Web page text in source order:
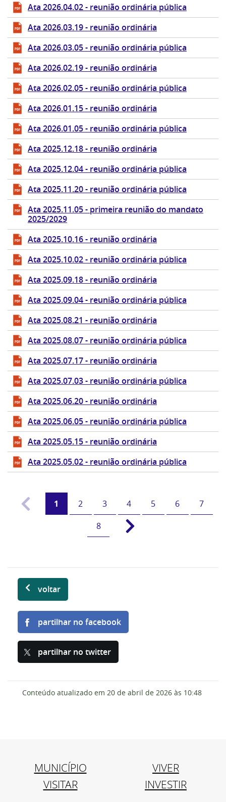
Ata 2026.04.02 - reunião ordinária pública
Ata 2026.03.19 - reunião ordinária
Ata 2026.03.05 - reunião ordinária pública
Ata 2026.02.19 - reunião ordinária
Ata 2026.02.05 - reunião ordinária pública
Ata 2026.01.15 - reunião ordinária
Ata 2026.01.05 - reunião ordinária pública
Ata 2025.12.18 - reunião ordinária
Ata 2025.12.04 - reunião ordinária pública
Ata 2025.11.20 - reunião ordinária pública
Ata 2025.11.05 - primeira reunião do mandato
2025/2029
Ata 2025.10.16 - reunião ordinária
Ata 2025.10.02 - reunião ordinária pública
Ata 2025.09.18 - reunião ordinária
Ata 2025.09.04 - reunião ordinária pública
Ata 2025.08.21 - reunião ordinária
Ata 2025.08.07 - reunião ordinária pública
Ata 2025.07.17 - reunião ordinária
Ata 2025.07.03 - reunião ordinária pública
Ata 2025.06.20 - reunião ordinária
Ata 2025.06.05 - reunião ordinária pública
Ata 2025.05.15 - reunião ordinária
Ata 2025.05.02 - reunião ordinária pública
1 2 3 4 5 6
7
8
voltar
partilhar no facebook
partilhar no twitter
Conteúdo atualizado em 20 de abril de 2026 às 10:48
MUNICÍPIO
VIVER
VISITAR
INVESTIR